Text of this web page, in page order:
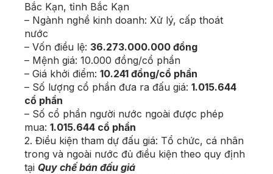
Bắc Kạn, tỉnh Bắc Kạn
– Ngành nghề kinh doanh: Xử lý, cấp thoát
nước
– Vốn điều lệ: 36.273.000.000 đồng
– Mệnh giá: 10.000 đồng/cổ phần
– Giá khởi điểm: 10.241 đồng/cổ phần
– Số lượng cổ phần đưa ra đấu giá: 1.015.644
cổ phần
– Số cổ phần người nước ngoài được phép
mua: 1.015.644 cổ phần
2. Điều kiện tham dự đấu giá: Tổ chức, cá nhân
trong và ngoài nước đủ điều kiện theo quy định
tại Quy chế bán đấu giá